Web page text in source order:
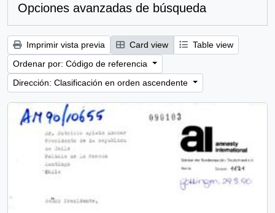
Opciones avanzadas de búsqueda
Imprimir vista previa Card view
Table view
Ordenar por: Código de referencia
Dirección: Clasificación en orden ascendente